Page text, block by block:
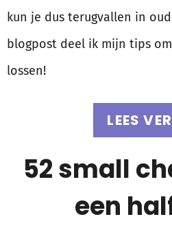
kun je dus terugvallen in
blogpost deel ik mijn tips
lossen!
LEES
52 small
een